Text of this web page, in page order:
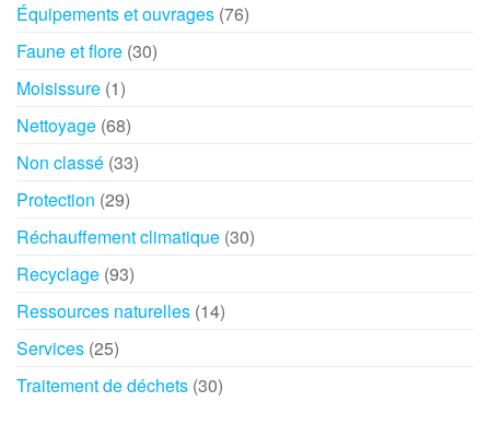
Équipements et ouvrages (76)
Faune et flore (30)
Moisissure (1)
Nettoyage (68)
Non classé (33)
Protection (29)
Réchauffement climatique (30)
Recyclage (93)
Ressources naturelles (14)
Services (25)
Traitement de déchets (30)